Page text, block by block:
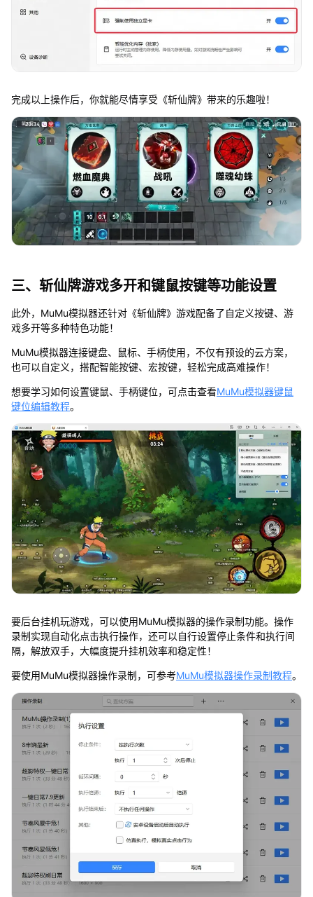
完成以上操作后，你就能尽情享受《斩仙牌》带来的乐趣啦！
三、斩仙牌游戏多开和键鼠按键等功能设置
此外，MuMu模拟器还针对《斩仙牌》游戏配备了自定义按键、游
戏多开等多种特色功能！
MuMu模拟器连接键盘、鼠标、手柄使用，不仅有预设的云方案，
也可以自定义，搭配智能按键、宏按键，轻松完成高难操作！
想要学习如何设置键鼠、手柄键位，可点击查看MuMu模拟器键鼠
键位编辑教程。
要后台挂机玩游戏，可以使用MuMu模拟器的操作录制功能。操作
录制实现自动化点击执行操作，还可以自行设置停止条件和执行间
隔，解放双手，大幅度提升挂机效率和稳定性！
要使用MuMu模拟器操作录制，可参考MuMu模拟器操作录制教程。